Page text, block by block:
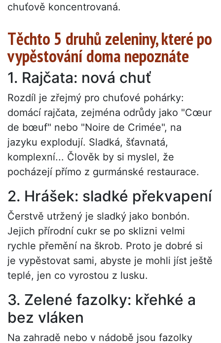
chuťově koncentrovaná.
Těchto 5 druhů zeleniny, které po
vypěstování doma nepoznáte
1. Rajčata: nová chuť
Rozdíl je zřejmý pro chuťové pohárky:
domácí rajčata, zejména odrůdy jako "Cœur
de bœuf" nebo "Noire de Crimée", na
jazyku explodují. Sladká, šťavnatá,
komplexní... Člověk by si myslel, že
pocházejí přímo z gurmánské restaurace.
2. Hrášek: sladké překvapení
Čerstvě utržený je sladký jako bonbón.
Jejich přírodní cukr se po sklizni velmi
rychle přemění na škrob. Proto je dobré si
je vypěstovat sami, abyste je mohli jíst ještě
teplé, jen co vyrostou z lusku.
3. Zelené fazolky: křehké a
bez vláken
Na zahradě nebo v nádobě jsou fazolky